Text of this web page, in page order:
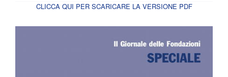
CLICCA QUI PER SCARICARE LA VERSIONE PDF